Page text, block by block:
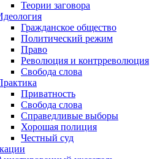
Теории заговора
Гражданское общество
Политический режим
Право
Революция и контрреволюция
Свобода слова
Приватность
Свобода слова
Справедливые выборы
Хорошая полиция
Честный суд